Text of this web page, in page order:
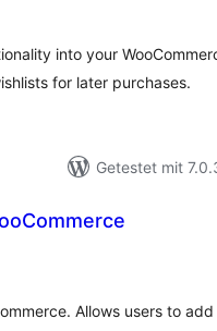
into your
for later purchases.
Getestet mit
Allows users to